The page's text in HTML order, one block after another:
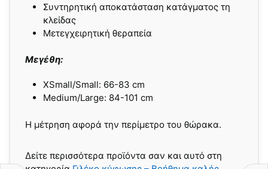
Συντηρητική αποκατάσταση κατάγματος τη
κλείδας
Μετεγχειρητική θεραπεία
Μεγέθη:
XSmall/Small: 66-83 cm
Medium/Large: 84-101 cm
Η μέτρηση αφορά την περίμετρο του θώρακα.
Δείτε περισσότερα προϊόντα σαν και αυτό στη